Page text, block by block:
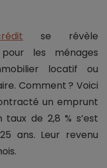
se révèle
les ménages
locatif ou
Comment ? Voici
un emprunt
de 2,8 % s’est
ans. Leur revenu